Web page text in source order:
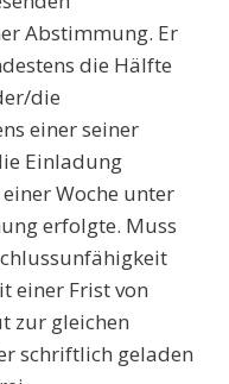
Abstimmung. Er
die Hälfte
die
einer seiner
Einladung
Woche unter
erfolgte. Muss
einer Frist von
zur gleichen
schriftlich geladen